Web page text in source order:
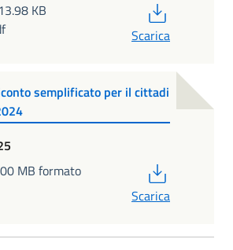
KB
Scarica
semplificato per il cittadi
MB formato
Scarica